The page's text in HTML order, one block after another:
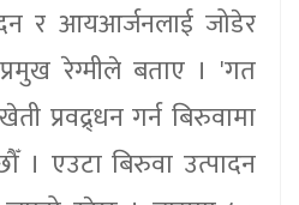
र आयआर्जनलाई जोडेर
रेग्मीले बताए । 'गत
प्रवद्र्धन गर्न बिरुवामा
। एउटा बिरुवा उत्पादन